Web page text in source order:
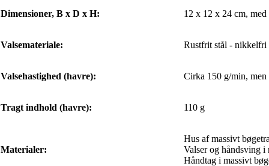
Dimensioner, B x D x H: 12 x 12 x 24 cm,
Valsemateriale: Rustfrit stål - nikkelfri
Valsehastighed (havre): Cirka 150 g/min,
Tragt indhold (havre): 110 g
Materialer:
Hus af massivt
Valser og håndsving i
Håndtag i massivt